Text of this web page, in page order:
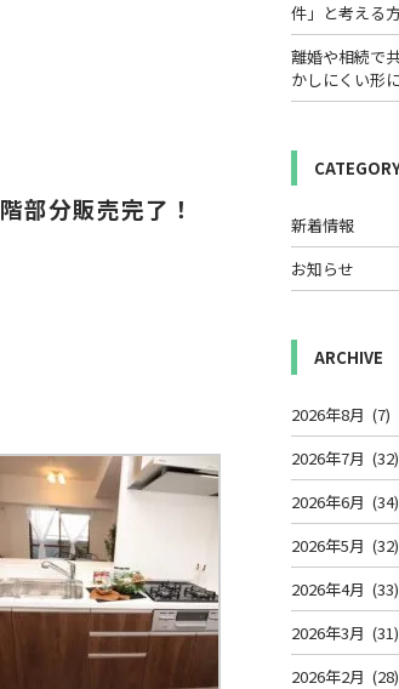
階部分販売完了！
件」と考える
離婚や相続で
かしにくい形
新着情報
お知らせ
ARCHIVE
2026年8月 (7)
2026年7月 (32)
2026年6月 (34)
2026年5月 (32)
2026年4月 (33)
2026年3月 (31)
2026年2月 (28)